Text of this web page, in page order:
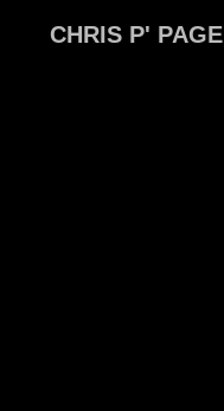
CHRIS P' PAGE